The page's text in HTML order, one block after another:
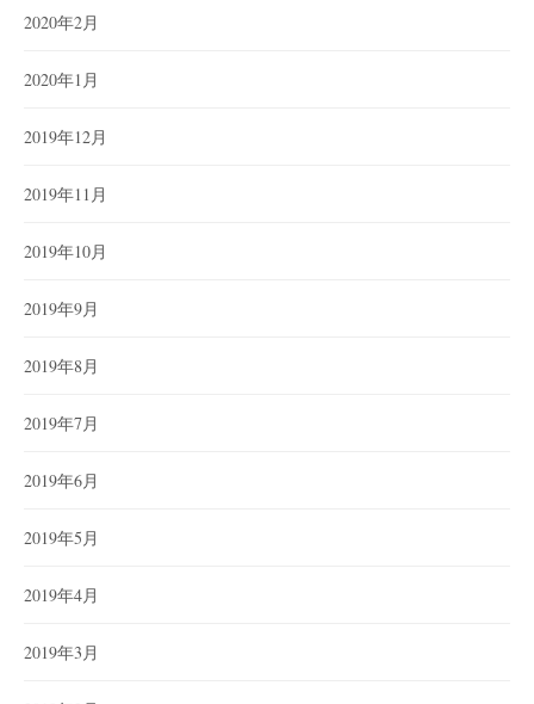
2020年2月
2020年1月
2019年12月
2019年11月
2019年10月
2019年9月
2019年8月
2019年7月
2019年6月
2019年5月
2019年4月
2019年3月